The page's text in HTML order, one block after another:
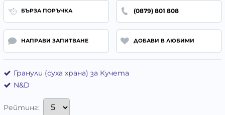
БЪРЗА ПОРЪЧКА (0879) 801 808
НАПРАВИ ЗАПИТВАНЕ ДОБАВИ В ЛЮБИМИ
Гранули (суха храна) за Кучета
N&D
Рейтинг: